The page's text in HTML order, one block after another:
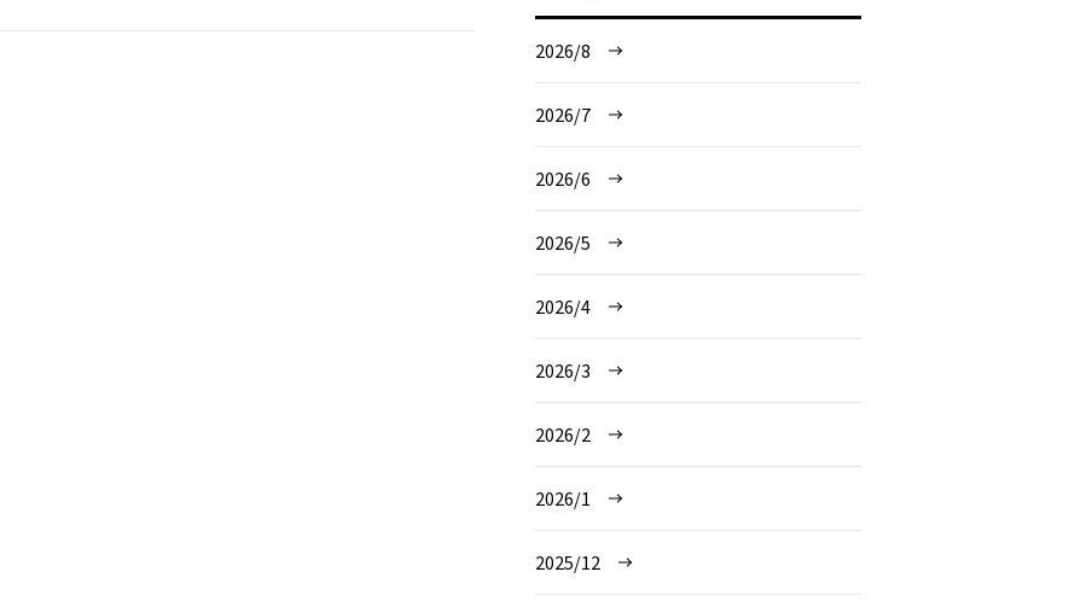
2026/8
2026/7
2026/6
2026/5
2026/4
2026/3
2026/2
2026/1
2025/12